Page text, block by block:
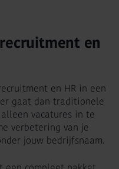
en
en HR in een
gaat dan traditionele
vacatures in te
verbetering van je
jouw bedrijfsnaam.